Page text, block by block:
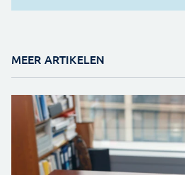
MEER ARTIKELEN